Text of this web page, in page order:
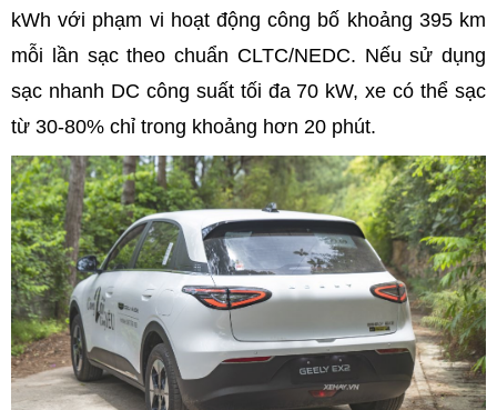
kWh với phạm vi hoạt động công bố khoảng 395 km
mỗi lần sạc theo chuẩn CLTC/NEDC. Nếu sử dụng
sạc nhanh DC công suất tối đa 70 kW, xe có thể sạc
từ 30-80% chỉ trong khoảng hơn 20 phút.